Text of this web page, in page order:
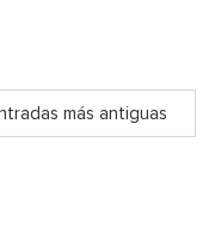
más antiguas